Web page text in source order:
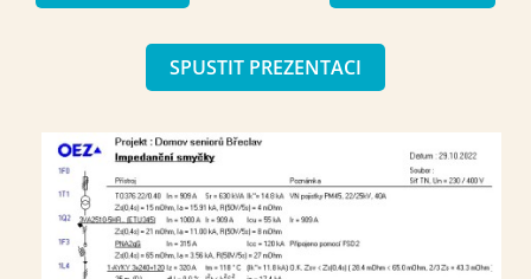
SPUSTIT PREZENTACI